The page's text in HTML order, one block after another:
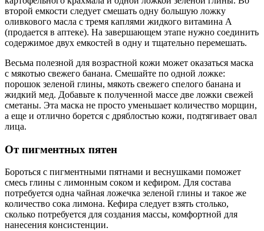
второй емкости следует смешать одну большую ложку
оливкового масла с тремя каплями жидкого витамина А
(продается в аптеке). На завершающем этапе нужно соединить
содержимое двух емкостей в одну и тщательно перемешать.
Весьма полезной для возрастной кожи может оказаться маска
с мякотью свежего банана. Смешайте по одной ложке:
порошок зеленой глины, мякоть свежего спелого банана и
жидкий мед. Добавьте к полученной массе две ложки свежей
сметаны. Эта маска не просто уменьшает количество морщин,
а еще и отлично борется с дряблостью кожи, подтягивает овал
лица.
От пигментных пятен
Бороться с пигментными пятнами и веснушками поможет
смесь глины с лимонным соком и кефиром. Для состава
потребуется одна чайная ложечка зеленой глины и такое же
количество сока лимона. Кефира следует взять столько,
сколько потребуется для создания массы, комфортной для
нанесения консистенции.